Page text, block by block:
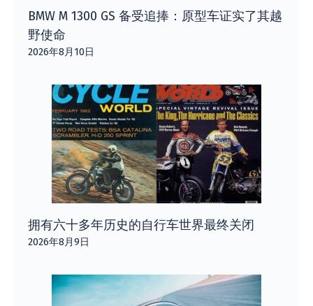
BMW M 1300 GS 备受追捧：原型车证实了其越
野使命
2026年8月10日
拥有六十多年历史的自行车世界最终关闭
2026年8月9日